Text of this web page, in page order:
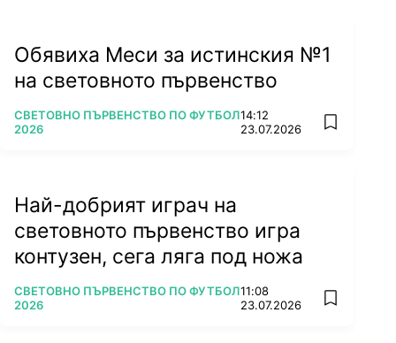
Обявиха Меси за истинския №1
на световното първенство
ПОВЕЧЕ ОТ
СВЕТОВНО ПЪРВЕНСТВО ПО ФУТБОЛ
2026
14:12
23.07.2026
add
Най-добрият играч на
световното първенство игра
контузен, сега ляга под ножа
ПОВЕЧЕ ОТ
СВЕТОВНО ПЪРВЕНСТВО ПО ФУТБОЛ
2026
11:08
23.07.2026
add